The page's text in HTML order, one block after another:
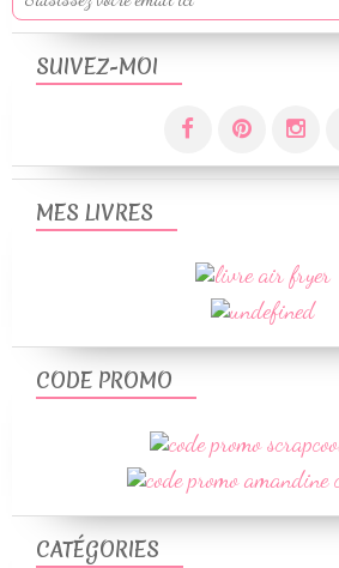
SUIVEZ-MOI
CATÉGORIES
MES LIVRES
CODE PROMO